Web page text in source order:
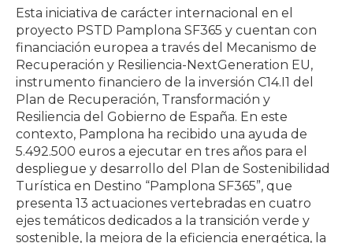
Esta iniciativa de carácter internacional en el
proyecto PSTD Pamplona SF365 y cuentan con
financiación europea a través del Mecanismo de
Recuperación y Resiliencia-NextGeneration EU,
instrumento financiero de la inversión C14.I1 del
Plan de Recuperación, Transformación y
Resiliencia del Gobierno de España. En este
contexto, Pamplona ha recibido una ayuda de
5.492.500 euros a ejecutar en tres años para el
despliegue y desarrollo del Plan de Sostenibilidad
Turística en Destino “Pamplona SF365”, que
presenta 13 actuaciones vertebradas en cuatro
ejes temáticos dedicados a la transición verde y
sostenible, la mejora de la eficiencia energética, la